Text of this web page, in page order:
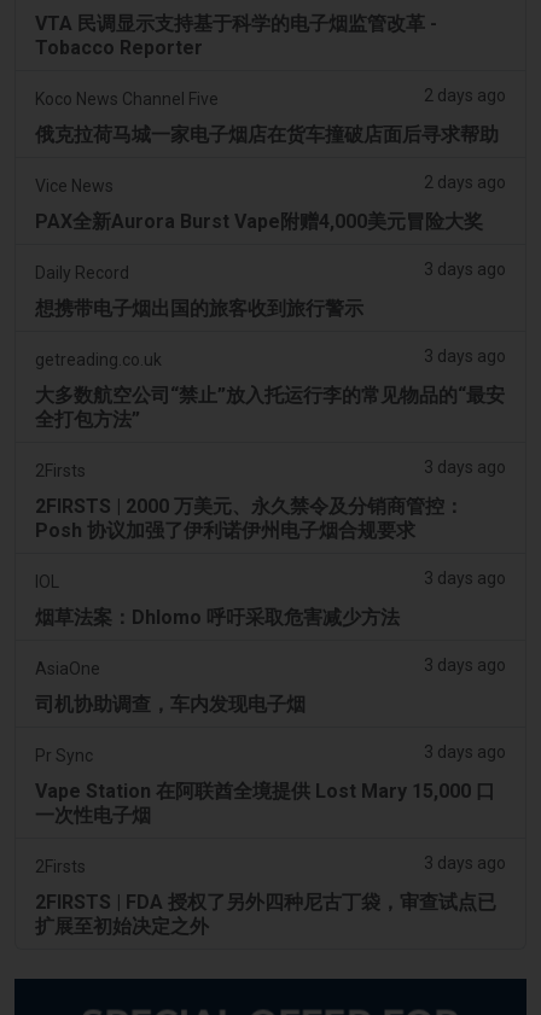
VTA 民调显示支持基于科学的电子烟监管改革 -
Tobacco Reporter
Koco News Channel Five 2 days ago
俄克拉荷马城一家电子烟店在货车撞破店面后寻求帮助
Vice News 2 days ago
PAX全新Aurora Burst Vape附赠4,000美元冒险大奖
Daily Record 3 days ago
想携带电子烟出国的旅客收到旅行警示
getreading.co.uk 3 days ago
大多数航空公司“禁止”放入托运行李的常见物品的“最安
全打包方法”
2Firsts 3 days ago
2FIRSTS | 2000 万美元、永久禁令及分销商管控：
Posh 协议加强了伊利诺伊州电子烟合规要求
IOL 3 days ago
烟草法案：Dhlomo 呼吁采取危害减少方法
AsiaOne 3 days ago
司机协助调查，车内发现电子烟
Pr Sync 3 days ago
Vape Station 在阿联酋全境提供 Lost Mary 15,000 口
一次性电子烟
2Firsts 3 days ago
2FIRSTS | FDA 授权了另外四种尼古丁袋，审查试点已
扩展至初始决定之外